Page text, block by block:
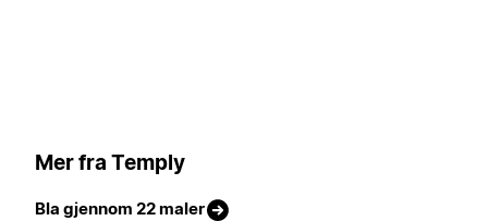
Mer fra Temply
Bla gjennom 22 maler